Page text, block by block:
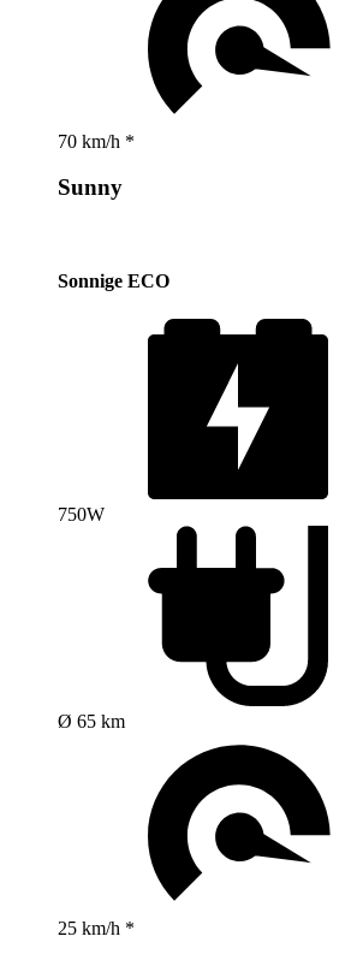
70 km/h *
Sunny
Sonnige ECO
750W
Ø 65 km
25 km/h *